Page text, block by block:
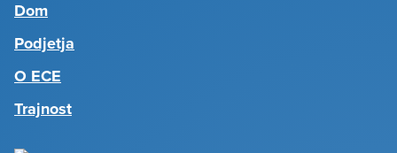
Dom
Podjetja
O ECE
Trajnost